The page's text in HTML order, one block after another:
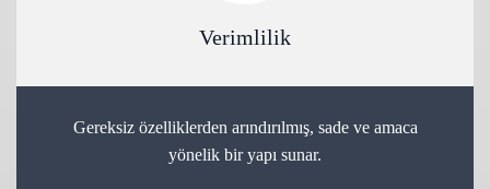
Verimlilik
Gereksiz özelliklerden arındırılmış, sade ve amaca
yönelik bir yapı sunar.